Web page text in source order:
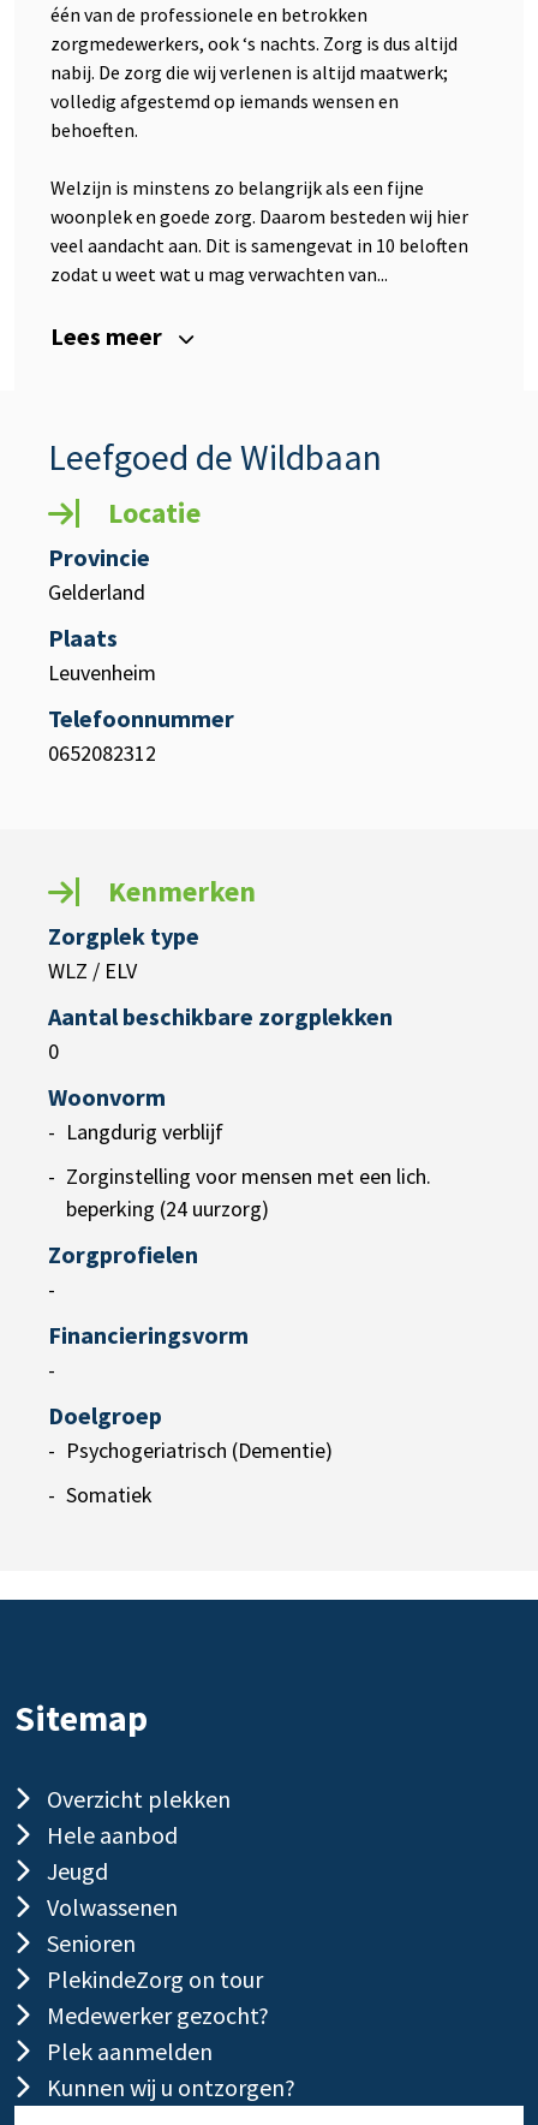
één van de professionele en betrokken
zorgmedewerkers, ook ‘s nachts. Zorg is dus altijd
nabij. De zorg die wij verlenen is altijd maatwerk;
volledig afgestemd op iemands wensen en
behoeften.
Welzijn is minstens zo belangrijk als een fijne
woonplek en goede zorg. Daarom besteden wij hier
veel aandacht aan. Dit is samengevat in 10 beloften
zodat u weet wat u mag verwachten van...
Lees meer
Leefgoed de Wildbaan
Locatie
Provincie
Gelderland
Plaats
Leuvenheim
Telefoonnummer
0652082312
Kenmerken
Zorgplek type
WLZ / ELV
Aantal beschikbare zorgplekken
0
Woonvorm
Langdurig verblijf
Zorginstelling voor mensen met een lich.
beperking (24 uurzorg)
Zorgprofielen
-
Financieringsvorm
-
Doelgroep
Psychogeriatrisch (Dementie)
Somatiek
Sitemap
Overzicht plekken
Hele aanbod
Jeugd
Volwassenen
Senioren
PlekindeZorg on tour
Medewerker gezocht?
Plek aanmelden
Kunnen wij u ontzorgen?